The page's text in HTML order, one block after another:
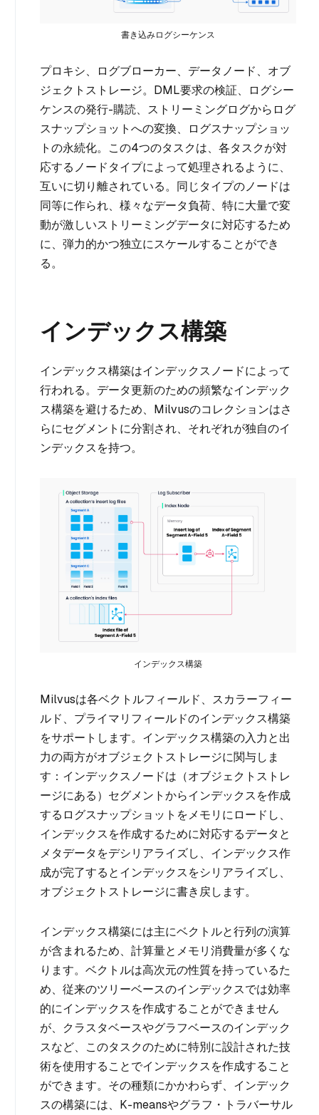
書き込みログシーケンス
プロキシ、ログブローカー、データノード、オブ
ジェクトストレージ。DML要求の検証、ログシー
ケンスの発行-購読、ストリーミングログからログ
スナップショットへの変換、ログスナップショッ
トの永続化。この4つのタスクは、各タスクが対
応するノードタイプによって処理されるように、
互いに切り離されている。同じタイプのノードは
同等に作られ、様々なデータ負荷、特に大量で変
動が激しいストリーミングデータに対応するため
に、弾力的かつ独立にスケールすることができ
る。
インデックス構築
インデックス構築はインデックスノードによって
行われる。データ更新のための頻繁なインデック
ス構築を避けるため、Milvusのコレクションはさ
らにセグメントに分割され、それぞれが独自のイ
ンデックスを持つ。
インデックス構築
Milvusは各ベクトルフィールド、スカラーフィー
ルド、プライマリフィールドのインデックス構築
をサポートします。インデックス構築の入力と出
力の両方がオブジェクトストレージに関与しま
す：インデックスノードは（オブジェクトストレ
ージにある）セグメントからインデックスを作成
するログスナップショットをメモリにロードし、
インデックスを作成するために対応するデータと
メタデータをデシリアライズし、インデックス作
成が完了するとインデックスをシリアライズし、
オブジェクトストレージに書き戻します。
インデックス構築には主にベクトルと行列の演算
が含まれるため、計算量とメモリ消費量が多くな
ります。ベクトルは高次元の性質を持っているた
め、従来のツリーベースのインデックスでは効率
的にインデックスを作成することができません
が、クラスタベースやグラフベースのインデック
スなど、このタスクのために特別に設計された技
術を使用することでインデックスを作成すること
ができます。その種類にかかわらず、インデック
スの構築には、K-meansやグラフ・トラバーサル